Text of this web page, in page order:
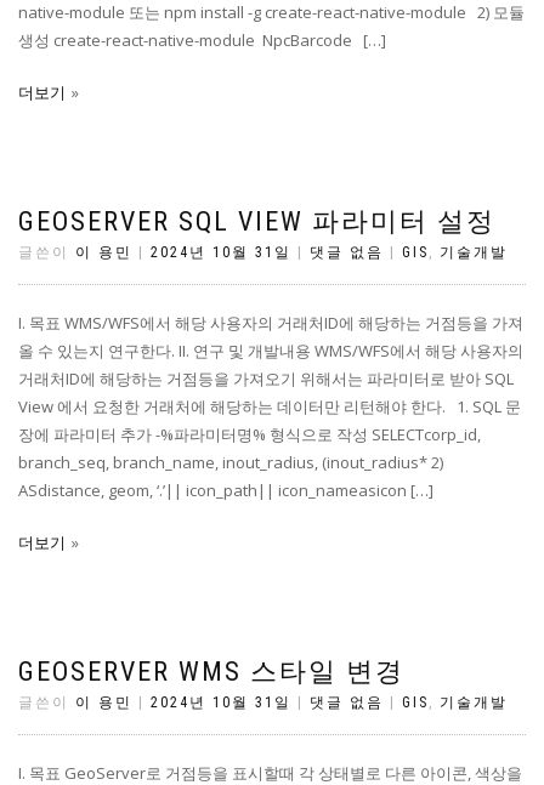
native-module 또는 npm install -g create-react-native-module 2) 모듈
생성 create-react-native-module NpcBarcode […]
더보기
GEOSERVER SQL VIEW 파라미터 설정
글쓴이 이 용민 2024년 10월 31일 댓글 없음 GIS , 기술개발
I. 목표 WMS/WFS에서 해당 사용자의 거래처ID에 해당하는 거점등을 가져
올 수 있는지 연구한다. II. 연구 및 개발내용 WMS/WFS에서 해당 사용자의
거래처ID에 해당하는 거점등을 가져오기 위해서는 파라미터로 받아 SQL
View 에서 요청한 거래처에 해당하는 데이터만 리턴해야 한다. 1. SQL 문
장에 파라미터 추가 -%파라미터명% 형식으로 작성 SELECTcorp_id,
branch_seq, branch_name, inout_radius, (inout_radius* 2)
ASdistance, geom, ‘.’|| icon_path|| icon_nameasicon […]
더보기
GEOSERVER WMS 스타일 변경
글쓴이 이 용민 2024년 10월 31일 댓글 없음 GIS , 기술개발
I. 목표 GeoServer로 거점등을 표시할때 각 상태별로 다른 아이콘, 색상을